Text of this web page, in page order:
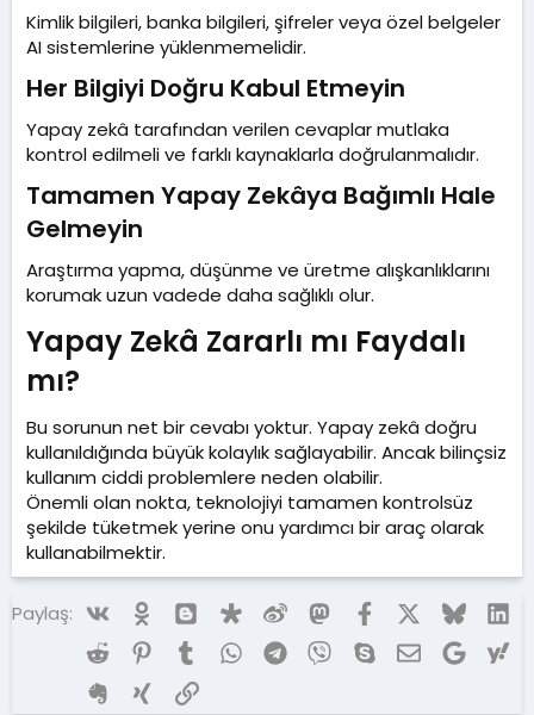
Kimlik bilgileri, banka bilgileri, şifreler veya özel belgeler
AI sistemlerine yüklenmemelidir.
Her Bilgiyi Doğru Kabul Etmeyin​
Yapay zekâ tarafından verilen cevaplar mutlaka
kontrol edilmeli ve farklı kaynaklarla doğrulanmalıdır.
Tamamen Yapay Zekâya Bağımlı Hale
Gelmeyin​
Araştırma yapma, düşünme ve üretme alışkanlıklarını
korumak uzun vadede daha sağlıklı olur.
Yapay Zekâ Zararlı mı Faydalı
mı?​
Bu sorunun net bir cevabı yoktur. Yapay zekâ doğru
kullanıldığında büyük kolaylık sağlayabilir. Ancak bilinçsiz
kullanım ciddi problemlere neden olabilir.
Önemli olan nokta, teknolojiyi tamamen kontrolsüz
şekilde tüketmek yerine onu yardımcı bir araç olarak
kullanabilmektir.
Paylaş: Vk BloggerDiaspora
Weibo MastodonFacebookX (Twitter)
Bluesky
Reddit Pinterest
TumblrWhatsAppTelegram
ViberSkypeE-postaGoogle
Evernote
Xing Link